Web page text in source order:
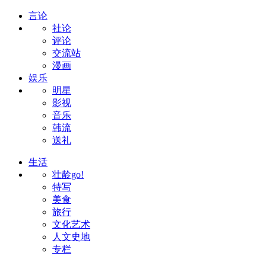
言论
社论
评论
交流站
漫画
娱乐
明星
影视
音乐
韩流
送礼
生活
壮龄go!
特写
美食
旅行
文化艺术
人文史地
专栏